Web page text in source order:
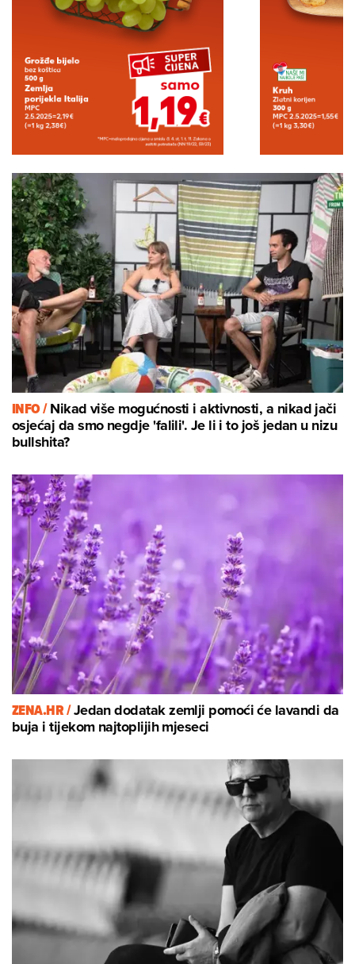
INFO /Nikad više mogućnosti i aktivnosti, a nikad jači
osjećaj da smo negdje 'falili'. Je li i to još jedan u nizu
bullshita?
ZENA.HR /Jedan dodatak zemlji pomoći će lavandi da
buja i tijekom najtoplijih mjeseci